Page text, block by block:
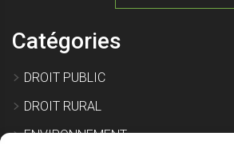
Catégories
DROIT PUBLIC
DROIT RURAL
ENVIRONNEMENT